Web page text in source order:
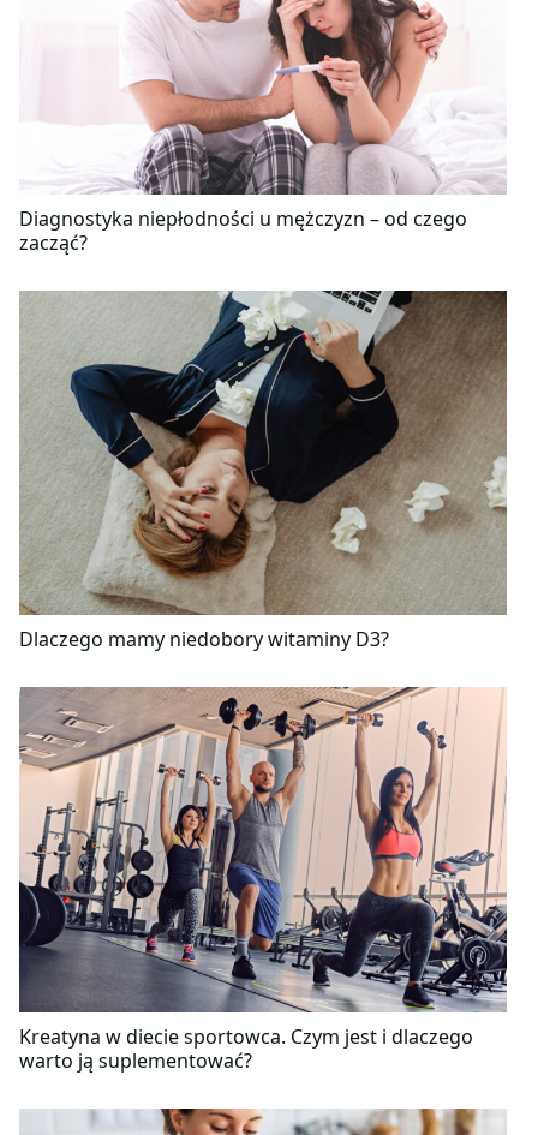
Diagnostyka niepłodności u mężczyzn – od czego
zacząć?
Dlaczego mamy niedobory witaminy D3?
Kreatyna w diecie sportowca. Czym jest i dlaczego
warto ją suplementować?